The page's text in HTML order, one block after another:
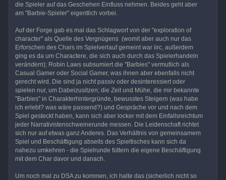
die Spieler auf das Geschehen Einfluss nehmen. Beides geht aber
am "Barbie-Spieler" eigentlich vorbei.
Auf der Forge gab es mal das Schlagwort von der "exploration of
character" als Quelle des Vergnügens (womit aber auch nur das
Erforschen des Chars im Spielverlauf gemeint war iirc, außerdem
ging es da um Charactere, die sich auch durch das Spielerhandeln
verändern); Robin Laws subsumiert die "Barbies" vermutlich als
Casual Gamer oder Social Gamer, was ihnen aber ebenfalls nicht
gerecht wird. Die sind ja nicht passiv oder desinteressiert oder
spielen nur, um Dabeizusitzen; die Zeit und Mühe, die mir bekannte
"Barbies" in Charakterhintergründe, bewusstes Steigern (was habe
ich erlebt? was wäre passend?) und Gespräche vor und nach dem
Spiel gesteckt haben, kann sich aber locker mit dem Einfallsreichtum
jeder Narrativistenschweinerunde messen. Die Leidenschaft richtet
sich nur auf etwas ganz Anderes. Das Verhältnis von gemeinsamem
Spiel und Beschäftigung abseits des Spieltisches kann sich da
nahezu umkehren - die Spielrunde füttern die eigene Beschäftigung
mit dem Char davor und danach.
Um noch mal zu DSA zu kommen, ich halte das (sicherlich nicht so